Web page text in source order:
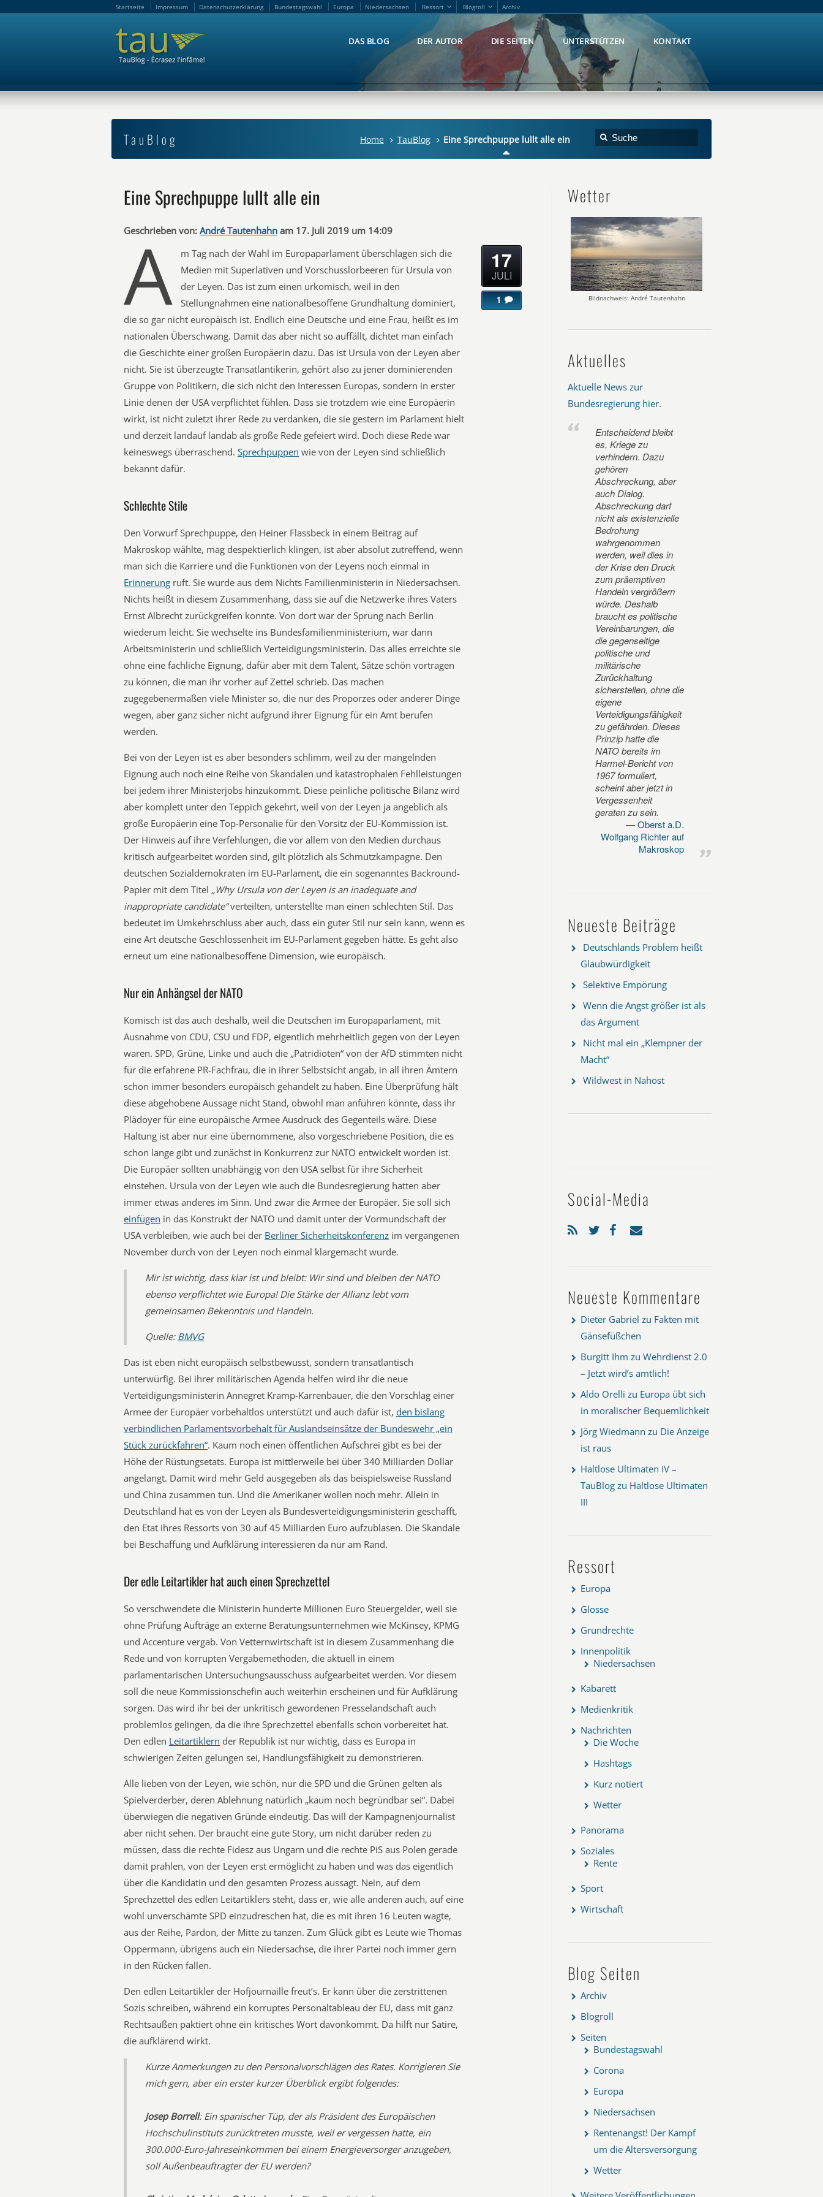
Startseite Impressum Datenschutzerklärung Bundestagswahl Europa Niedersachsen Ressort Blogroll Archiv
DAS BLOG DER AUTOR DIE SEITEN UNTERSTÜTZEN KONTAKT
TauBlog Home TauBlog Eine Sprechpuppe lullt alle ein
Eine Sprechpuppe lullt alle ein
Geschrieben von: André Tautenhahn am 17. Juli 2019 um 14:09
A
m Tag nach der Wahl im Europaparlament überschlagen sich die
Medien mit Superlativen und Vorschusslorbeeren für Ursula von
der Leyen. Das ist zum einen urkomisch, weil in den
Stellungnahmen eine nationalbesoffene Grundhaltung dominiert,
die so gar nicht europäisch ist. Endlich eine Deutsche und eine Frau, heißt es im
nationalen Überschwang. Damit das aber nicht so auffällt, dichtet man einfach
die Geschichte einer großen Europäerin dazu. Das ist Ursula von der Leyen aber
nicht. Sie ist überzeugte Transatlantikerin, gehört also zu jener dominierenden
Gruppe von Politikern, die sich nicht den Interessen Europas, sondern in erster
Linie denen der USA verpflichtet fühlen. Dass sie trotzdem wie eine Europäerin
wirkt, ist nicht zuletzt ihrer Rede zu verdanken, die sie gestern im Parlament hielt
und derzeit landauf landab als große Rede gefeiert wird. Doch diese Rede war
keineswegs überraschend. Sprechpuppen wie von der Leyen sind schließlich
bekannt dafür.
Schlechte Stile
Den Vorwurf Sprechpuppe, den Heiner Flassbeck in einem Beitrag auf
Makroskop wählte, mag despektierlich klingen, ist aber absolut zutreffend, wenn
man sich die Karriere und die Funktionen von der Leyens noch einmal in
Erinnerung ruft. Sie wurde aus dem Nichts Familienministerin in Niedersachsen.
Nichts heißt in diesem Zusammenhang, dass sie auf die Netzwerke ihres Vaters
Ernst Albrecht zurückgreifen konnte. Von dort war der Sprung nach Berlin
wiederum leicht. Sie wechselte ins Bundesfamilienministerium, war dann
Arbeitsministerin und schließlich Verteidigungsministerin. Das alles erreichte sie
ohne eine fachliche Eignung, dafür aber mit dem Talent, Sätze schön vortragen
zu können, die man ihr vorher auf Zettel schrieb. Das machen
zugegebenermaßen viele Minister so, die nur des Proporzes oder anderer Dinge
wegen, aber ganz sicher nicht aufgrund ihrer Eignung für ein Amt berufen
werden.
Bei von der Leyen ist es aber besonders schlimm, weil zu der mangelnden
Eignung auch noch eine Reihe von Skandalen und katastrophalen Fehlleistungen
bei jedem ihrer Ministerjobs hinzukommt. Diese peinliche politische Bilanz wird
aber komplett unter den Teppich gekehrt, weil von der Leyen ja angeblich als
große Europäerin eine Top-Personalie für den Vorsitz der EU-Kommission ist.
Der Hinweis auf ihre Verfehlungen, die vor allem von den Medien durchaus
kritisch aufgearbeitet worden sind, gilt plötzlich als Schmutzkampagne. Den
deutschen Sozialdemokraten im EU-Parlament, die ein sogenanntes Backround-
Papier mit dem Titel „Why Ursula von der Leyen is an inadequate and
inappropriate candidate“verteilten, unterstellte man einen schlechten Stil. Das
bedeutet im Umkehrschluss aber auch, dass ein guter Stil nur sein kann, wenn es
eine Art deutsche Geschlossenheit im EU-Parlament gegeben hätte. Es geht also
erneut um eine nationalbesoffene Dimension, wie europäisch.
Nur ein Anhängsel der NATO
Komisch ist das auch deshalb, weil die Deutschen im Europaparlament, mit
Ausnahme von CDU, CSU und FDP, eigentlich mehrheitlich gegen von der Leyen
waren. SPD, Grüne, Linke und auch die „Patridioten“ von der AfD stimmten nicht
für die erfahrene PR-Fachfrau, die in ihrer Selbstsicht angab, in all ihren Ämtern
schon immer besonders europäisch gehandelt zu haben. Eine Überprüfung hält
diese abgehobene Aussage nicht Stand, obwohl man anführen könnte, dass ihr
Plädoyer für eine europäische Armee Ausdruck des Gegenteils wäre. Diese
Haltung ist aber nur eine übernommene, also vorgeschriebene Position, die es
schon lange gibt und zunächst in Konkurrenz zur NATO entwickelt worden ist.
Die Europäer sollten unabhängig von den USA selbst für ihre Sicherheit
einstehen. Ursula von der Leyen wie auch die Bundesregierung hatten aber
immer etwas anderes im Sinn. Und zwar die Armee der Europäer. Sie soll sich
einfügen in das Konstrukt der NATO und damit unter der Vormundschaft der
USA verbleiben, wie auch bei der Berliner Sicherheitskonferenz im vergangenen
November durch von der Leyen noch einmal klargemacht wurde.
Mir ist wichtig, dass klar ist und bleibt: Wir sind und bleiben der NATO
ebenso verpflichtet wie Europa! Die Stärke der Allianz lebt vom
gemeinsamen Bekenntnis und Handeln.
Quelle: BMVG
Das ist eben nicht europäisch selbstbewusst, sondern transatlantisch
unterwürfig. Bei ihrer militärischen Agenda helfen wird ihr die neue
Verteidigungsministerin Annegret Kramp-Karrenbauer, die den Vorschlag einer
Armee der Europäer vorbehaltlos unterstützt und auch dafür ist, den bislang
verbindlichen Parlamentsvorbehalt für Auslandseinsätze der Bundeswehr „ein
Stück zurückfahren“. Kaum noch einen öffentlichen Aufschrei gibt es bei der
Höhe der Rüstungsetats. Europa ist mittlerweile bei über 340 Milliarden Dollar
angelangt. Damit wird mehr Geld ausgegeben als das beispielsweise Russland
und China zusammen tun. Und die Amerikaner wollen noch mehr. Allein in
Deutschland hat es von der Leyen als Bundesverteidigungsministerin geschafft,
den Etat ihres Ressorts von 30 auf 45 Milliarden Euro aufzublasen. Die Skandale
bei Beschaffung und Aufklärung interessieren da nur am Rand.
Der edle Leitartikler hat auch einen Sprechzettel
So verschwendete die Ministerin hunderte Millionen Euro Steuergelder, weil sie
ohne Prüfung Aufträge an externe Beratungsunternehmen wie McKinsey, KPMG
und Accenture vergab. Von Vetternwirtschaft ist in diesem Zusammenhang die
Rede und von korrupten Vergabemethoden, die aktuell in einem
parlamentarischen Untersuchungsausschuss aufgearbeitet werden. Vor diesem
soll die neue Kommissionschefin auch weiterhin erscheinen und für Aufklärung
sorgen. Das wird ihr bei der unkritisch gewordenen Presselandschaft auch
problemlos gelingen, da die ihre Sprechzettel ebenfalls schon vorbereitet hat.
Den edlen Leitartiklern der Republik ist nur wichtig, dass es Europa in
schwierigen Zeiten gelungen sei, Handlungsfähigkeit zu demonstrieren.
Alle lieben von der Leyen, wie schön, nur die SPD und die Grünen gelten als
Spielverderber, deren Ablehnung natürlich „kaum noch begründbar sei“. Dabei
überwiegen die negativen Gründe eindeutig. Das will der Kampagnenjournalist
aber nicht sehen. Der braucht eine gute Story, um nicht darüber reden zu
müssen, dass die rechte Fidesz aus Ungarn und die rechte PiS aus Polen gerade
damit prahlen, von der Leyen erst ermöglicht zu haben und was das eigentlich
über die Kandidatin und den gesamten Prozess aussagt. Nein, auf dem
Sprechzettel des edlen Leitartiklers steht, dass er, wie alle anderen auch, auf eine
wohl unverschämte SPD einzudreschen hat, die es mit ihren 16 Leuten wagte,
aus der Reihe, Pardon, der Mitte zu tanzen. Zum Glück gibt es Leute wie Thomas
Oppermann, übrigens auch ein Niedersachse, die ihrer Partei noch immer gern
in den Rücken fallen.
Den edlen Leitartikler der Hofjournaille freut’s. Er kann über die zerstrittenen
Sozis schreiben, während ein korruptes Personaltableau der EU, dass mit ganz
Rechtsaußen paktiert ohne ein kritisches Wort davonkommt. Da hilft nur Satire,
die aufklärend wirkt.
Kurze Anmerkungen zu den Personalvorschlägen des Rates. Korrigieren Sie
mich gern, aber ein erster kurzer Überblick ergibt folgendes:
Josep Borrell: Ein spanischer Tüp, der als Präsident des Europäischen
Hochschulinstituts zurücktreten musste, weil er vergessen hatte, ein
300.000-Euro-Jahreseinkommen bei einem Energieversorger anzugeben,
soll Außenbeauftragter der EU werden?
17
JULI
1
Wetter
Bildnachweis: André Tautenhahn
Aktuelles
Aktuelle News zur
Bundesregierung hier.
Entscheidend bleibt
es, Kriege zu
verhindern. Dazu
gehören
Abschreckung, aber
auch Dialog.
Abschreckung darf
nicht als existenzielle
Bedrohung
wahrgenommen
werden, weil dies in
der Krise den Druck
zum präemptiven
Handeln vergrößern
würde. Deshalb
braucht es politische
Vereinbarungen, die
die gegenseitige
politische und
militärische
Zurückhaltung
sicherstellen, ohne die
eigene
Verteidigungsfähigkeit
zu gefährden. Dieses
Prinzip hatte die
NATO bereits im
Harmel-Bericht von
1967 formuliert,
scheint aber jetzt in
Vergessenheit
geraten zu sein.
Oberst a.D.
Wolfgang Richter auf
Makroskop
Neueste Beiträge
Deutschlands Problem heißt
Glaubwürdigkeit
Selektive Empörung
Wenn die Angst größer ist als
das Argument
Nicht mal ein „Klempner der
Macht“
Wildwest in Nahost
Social-Media
Neueste Kommentare
Dieter Gabriel zu Fakten mit
Gänsefüßchen
Burgitt Ihm zu Wehrdienst 2.0
– Jetzt wird’s amtlich!
Aldo Orelli zu Europa übt sich
in moralischer Bequemlichkeit
Jörg Wiedmann zu Die Anzeige
ist raus
Haltlose Ultimaten IV –
TauBlog zu Haltlose Ultimaten
III
Ressort
Europa
Glosse
Grundrechte
Innenpolitik
Niedersachsen
Kabarett
Medienkritik
Nachrichten
Die Woche
Hashtags
Kurz notiert
Wetter
Panorama
Soziales
Rente
Sport
Wirtschaft
Blog Seiten
Archiv
Blogroll
Seiten
Bundestagswahl
Corona
Europa
Niedersachsen
Rentenangst! Der Kampf
um die Altersversorgung
Wetter
Startseite Impressum Datenschutzerklärung Bundestagswahl Europa Niedersachsen Ressort Blogroll Archiv
DAS BLOG DER AUTOR DIE SEITEN UNTERSTÜTZEN KONTAKT